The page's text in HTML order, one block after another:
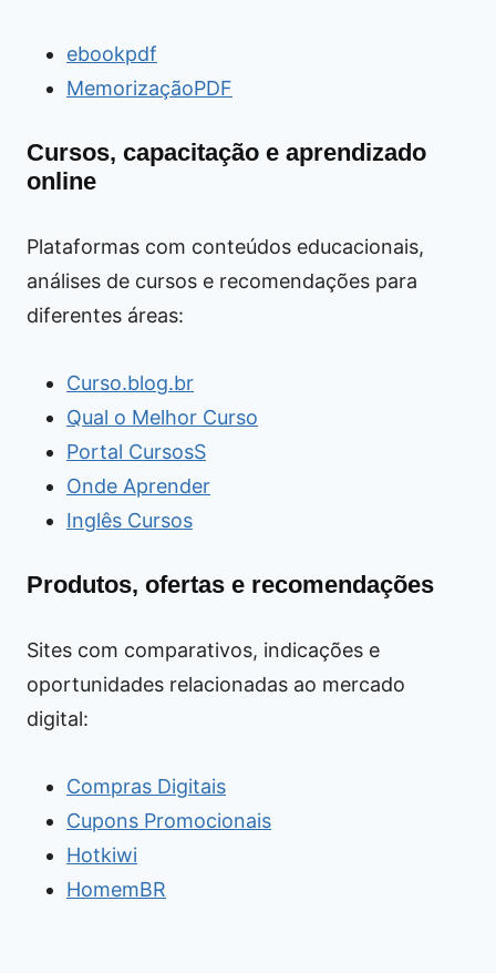
ebookpdf
MemorizaçãoPDF
Cursos, capacitação e aprendizado
online
Plataformas com conteúdos educacionais,
análises de cursos e recomendações para
diferentes áreas:
Curso.blog.br
Qual o Melhor Curso
Portal CursosS
Onde Aprender
Inglês Cursos
Produtos, ofertas e recomendações
Sites com comparativos, indicações e
oportunidades relacionadas ao mercado
digital:
Compras Digitais
Cupons Promocionais
Hotkiwi
HomemBR